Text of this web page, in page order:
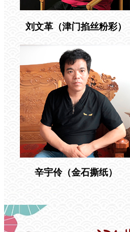
刘文革（津门掐丝粉彩）
辛宇伶（金石撕纸）